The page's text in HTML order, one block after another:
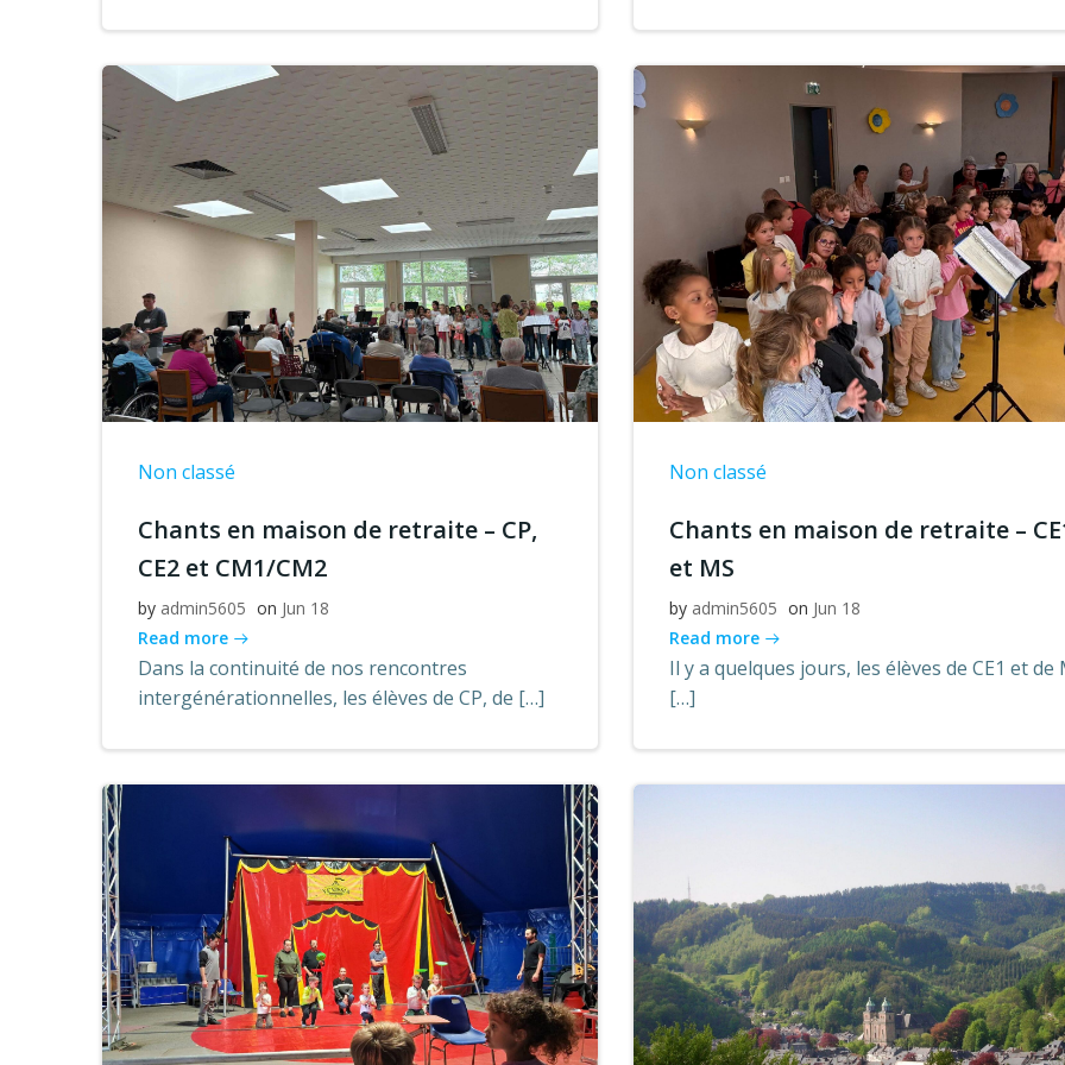
Non classé
Chants en maison de retraite – CP,
CE2 et CM1/CM2
by admin5605 on Jun 18
Read more
Dans la continuité de nos rencontres
intergénérationnelles, les élèves de CP, de […]
Non classé
Chants en maison de retraite –
et MS
by admin5605 on Jun 18
Read more
Il y a quelques jours, les élèves de CE1 et de
[…]